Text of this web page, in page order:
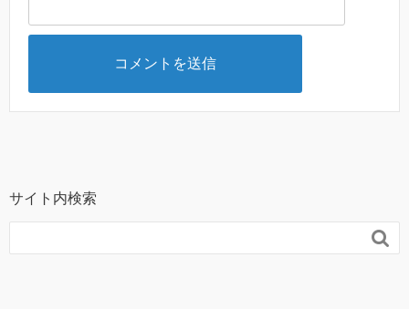
サイト内検索
